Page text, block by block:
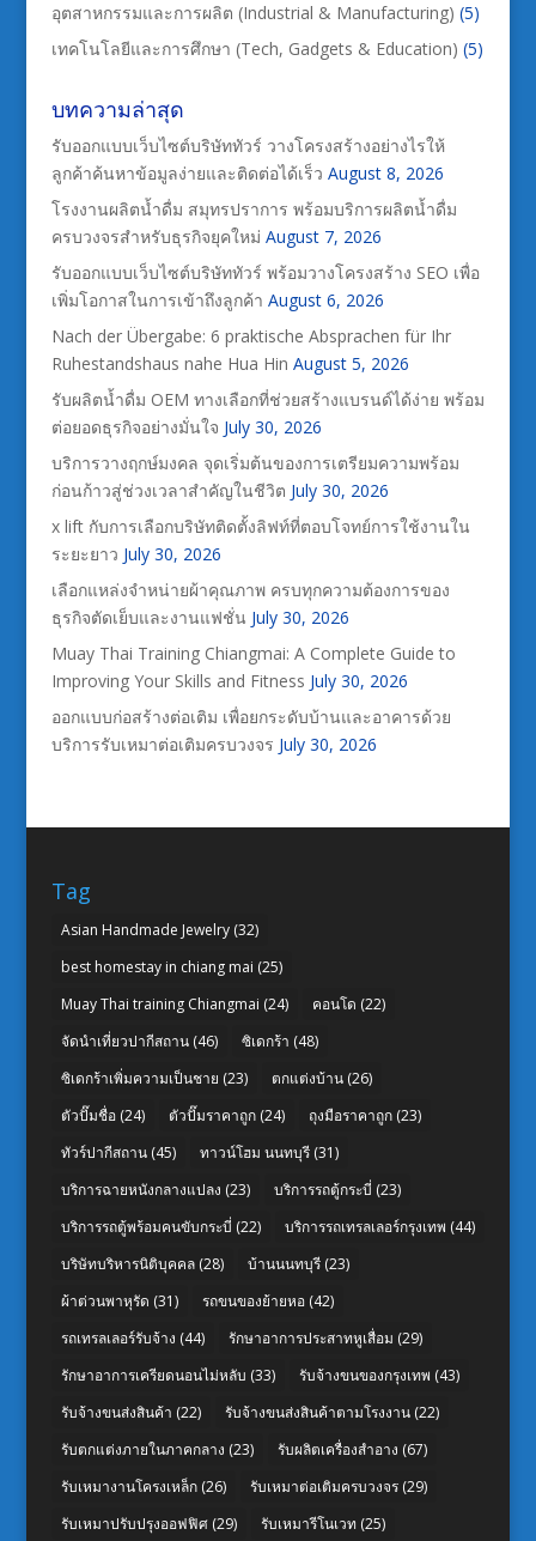
อุตสาหกรรมและการผลิต (Industrial & Manufacturing) (5)
เทคโนโลยีและการศึกษา (Tech, Gadgets & Education) (5)
บทความล่าสุด
รับออกแบบเว็บไซต์บริษัททัวร์ วางโครงสร้างอย่างไรให้
ลูกค้าค้นหาข้อมูลง่ายและติดต่อได้เร็ว August 8, 2026
โรงงานผลิตน้ำดื่ม สมุทรปราการ พร้อมบริการผลิตน้ำดื่ม
ครบวงจรสำหรับธุรกิจยุคใหม่ August 7, 2026
รับออกแบบเว็บไซต์บริษัททัวร์ พร้อมวางโครงสร้าง SEO เพื่อ
เพิ่มโอกาสในการเข้าถึงลูกค้า August 6, 2026
Nach der Übergabe: 6 praktische Absprachen für Ihr
Ruhestandshaus nahe Hua Hin August 5, 2026
รับผลิตน้ำดื่ม OEM ทางเลือกที่ช่วยสร้างแบรนด์ได้ง่าย พร้อม
ต่อยอดธุรกิจอย่างมั่นใจ July 30, 2026
บริการวางฤกษ์มงคล จุดเริ่มต้นของการเตรียมความพร้อม
ก่อนก้าวสู่ช่วงเวลาสำคัญในชีวิต July 30, 2026
x lift กับการเลือกบริษัทติดตั้งลิฟท์ที่ตอบโจทย์การใช้งานใน
ระยะยาว July 30, 2026
เลือกแหล่งจำหน่ายผ้าคุณภาพ ครบทุกความต้องการของ
ธุรกิจตัดเย็บและงานแฟชั่น July 30, 2026
Muay Thai Training Chiangmai: A Complete Guide to
Improving Your Skills and Fitness July 30, 2026
ออกแบบก่อสร้างต่อเติม เพื่อยกระดับบ้านและอาคารด้วย
บริการรับเหมาต่อเติมครบวงจร July 30, 2026
Tag
Asian Handmade Jewelry(32)
best homestay in chiang mai (25)
Muay Thai training Chiangmai (24) คอนโด (22)
จัดนำเที่ยวปากีสถาน(46) ซิเดกร้า (48)
ซิเดกร้าเพิ่มความเป็นชาย (23) ตกแต่งบ้าน(26)
ตัวปั๊มชื่อ(24) ตัวปั๊มราคาถูก(24) ถุงมือราคาถูก(23)
ทัวร์ปากีสถาน(45) ทาวน์โฮม นนทบุรี(31)
บริการฉายหนังกลางแปลง (23) บริการรถตู้กระบี่ (23)
บริการรถตู้พร้อมคนขับกระบี่ (22) บริการรถเทรลเลอร์กรุงเทพ (44)
บริษัทบริหารนิติบุคคล(28) บ้านนนทบุรี(23)
ผ้าต่วนพาหุรัด (31) รถขนของย้ายหอ(42)
รถเทรลเลอร์รับจ้าง (44) รักษาอาการประสาทหูเสื่อม (29)
รักษาอาการเครียดนอนไม่หลับ (33) รับจ้างขนของกรุงเทพ (43)
รับจ้างขนส่งสินค้า (22) รับจ้างขนส่งสินค้าตามโรงงาน(22)
รับตกแต่งภายในภาคกลาง (23) รับผลิตเครื่องสำอาง (67)
รับเหมางานโครงเหล็ก(26) รับเหมาต่อเติมครบวงจร(29)
รับเหมาปรับปรุงออฟฟิศ(29) รับเหมารีโนเวท (25)